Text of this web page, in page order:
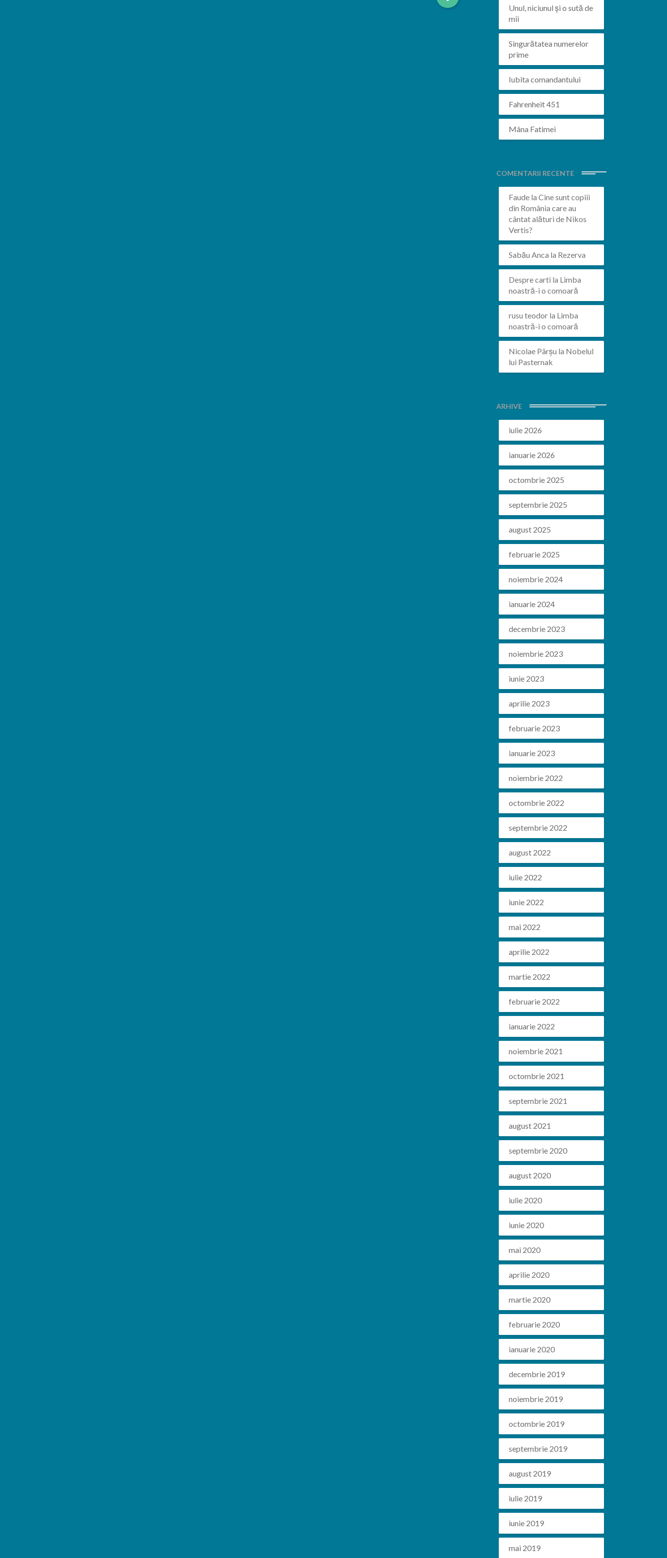
More
Unul, niciunul și o sută de
mii
Singurătatea numerelor
prime
Iubita comandantului
Fahrenheit 451
Mâna Fatimei
COMENTARII RECENTE
Faudela Cine sunt copiii
din România care au
cântat alături de Nikos
Vertis?
Sabău Anca la Rezerva
Despre carti la Limba
noastră-i o comoară
rusu teodorla Limba
noastră-i o comoară
Nicolae Pârșu la Nobelul
lui Pasternak
ARHIVE
iulie 2026
ianuarie 2026
octombrie 2025
septembrie 2025
august 2025
februarie 2025
noiembrie 2024
ianuarie 2024
decembrie 2023
noiembrie 2023
iunie 2023
aprilie 2023
februarie 2023
ianuarie 2023
noiembrie 2022
octombrie 2022
septembrie 2022
august 2022
iulie 2022
iunie 2022
mai 2022
aprilie 2022
martie 2022
februarie 2022
ianuarie 2022
noiembrie 2021
octombrie 2021
septembrie 2021
august 2021
septembrie 2020
august 2020
iulie 2020
iunie 2020
mai 2020
aprilie 2020
martie 2020
februarie 2020
ianuarie 2020
decembrie 2019
noiembrie 2019
octombrie 2019
septembrie 2019
august 2019
iulie 2019
iunie 2019
mai 2019